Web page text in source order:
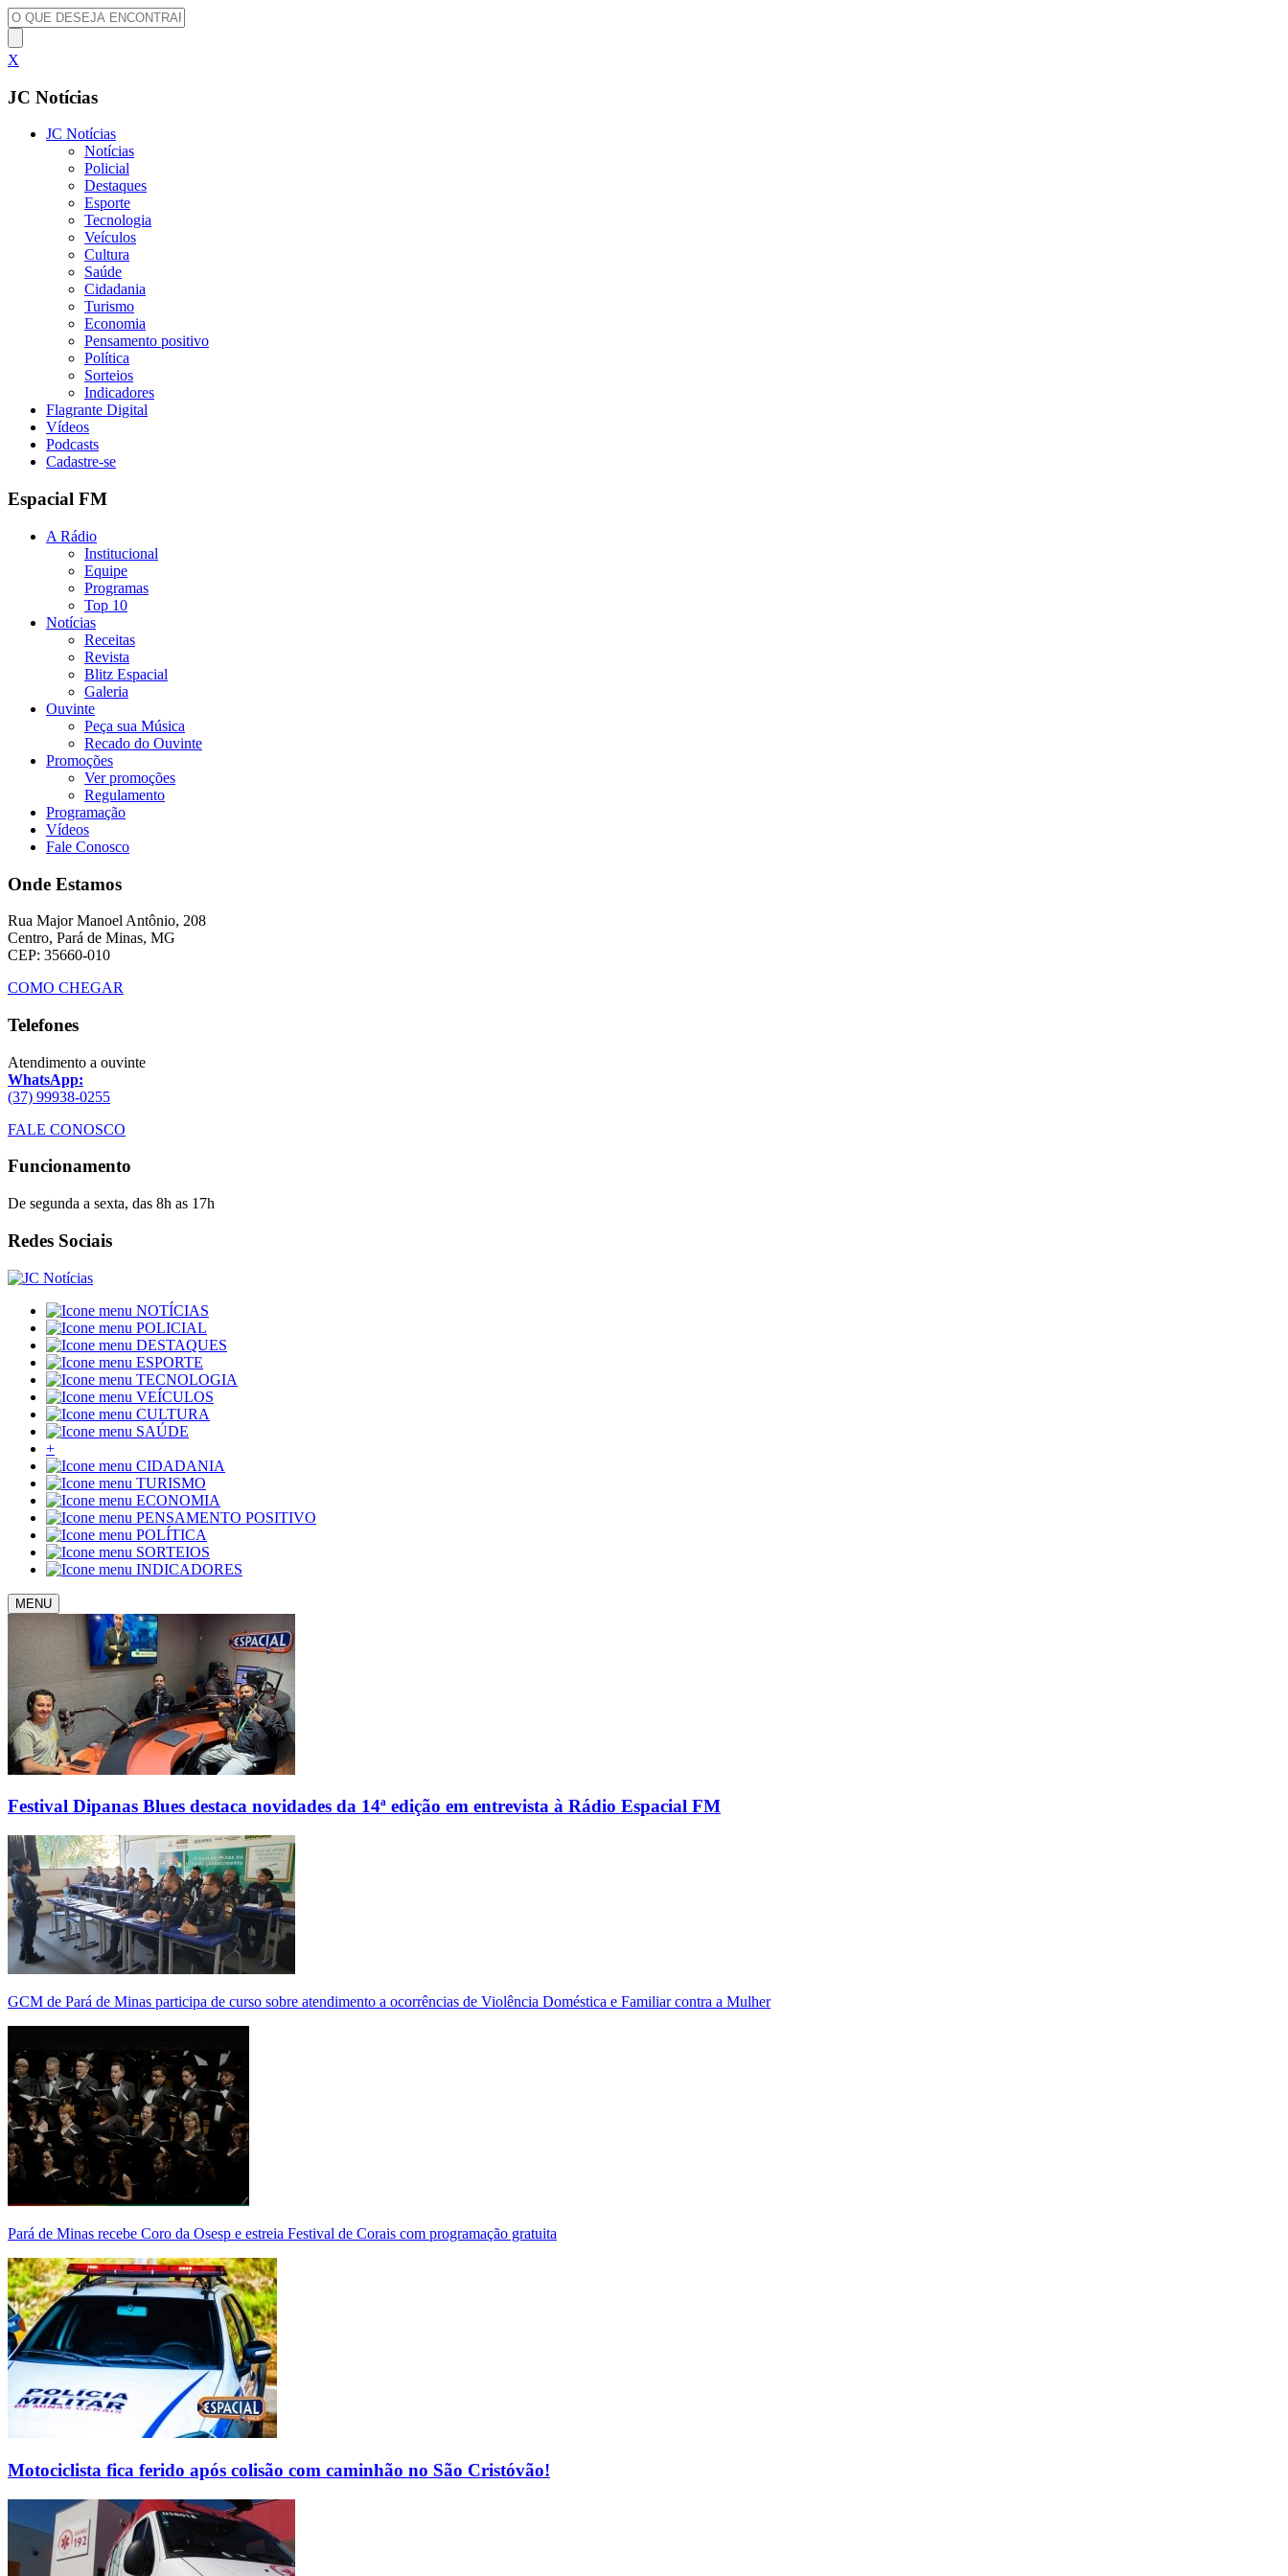
X
JC Notícias
JC Notícias
Notícias
Policial
Destaques
Esporte
Tecnologia
Veículos
Cultura
Saúde
Cidadania
Turismo
Economia
Pensamento positivo
Política
Sorteios
Indicadores
Flagrante Digital
Vídeos
Podcasts
Cadastre-se
Espacial FM
A Rádio
Institucional
Equipe
Programas
Top 10
Notícias
Receitas
Revista
Blitz Espacial
Galeria
Ouvinte
Peça sua Música
Recado do Ouvinte
Promoções
Ver promoções
Regulamento
Programação
Vídeos
Fale Conosco
Onde Estamos
Rua Major Manoel Antônio, 208
Centro, Pará de Minas, MG
CEP: 35660-010
COMO CHEGAR
Telefones
Atendimento a ouvinte
WhatsApp:
(37) 99938-0255
FALE CONOSCO
Funcionamento
De segunda a sexta, das 8h as 17h
Redes Sociais
NOTÍCIAS
POLICIAL
DESTAQUES
ESPORTE
TECNOLOGIA
VEÍCULOS
CULTURA
SAÚDE
+
CIDADANIA
TURISMO
ECONOMIA
PENSAMENTO POSITIVO
POLÍTICA
SORTEIOS
INDICADORES
MENU
Festival Dipanas Blues destaca novidades da 14ª edição em entrevista à Rádio Espacial FM
GCM de Pará de Minas participa de curso sobre atendimento a ocorrências de Violência Doméstica e Familiar contra a Mulher
Pará de Minas recebe Coro da Osesp e estreia Festival de Corais com programação gratuita
Motociclista fica ferido após colisão com caminhão no São Cristóvão!